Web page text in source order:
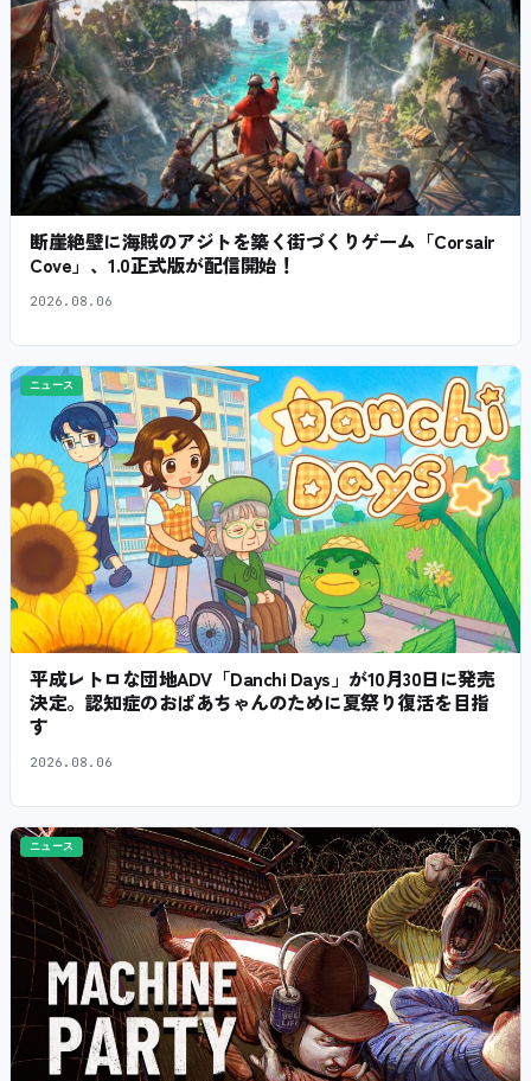
断崖絶壁に海賊のアジトを築く街づくりゲーム「Corsair
Cove」、1.0正式版が配信開始！
2026.08.06
ニュース
平成レトロな団地ADV「Danchi Days」が10月30日に発売
決定。認知症のおばあちゃんのために夏祭り復活を目指
す
2026.08.06
ニュース